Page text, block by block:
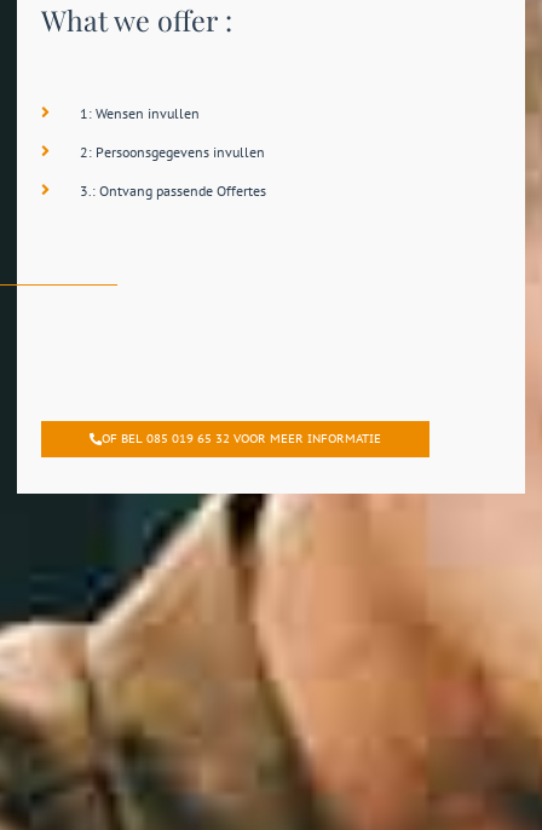
What we offer :
1: Wensen invullen
2: Persoonsgegevens invullen
3.: Ontvang passende Offertes
OF BEL 085 019 65 32 VOOR MEER INFORMATIE